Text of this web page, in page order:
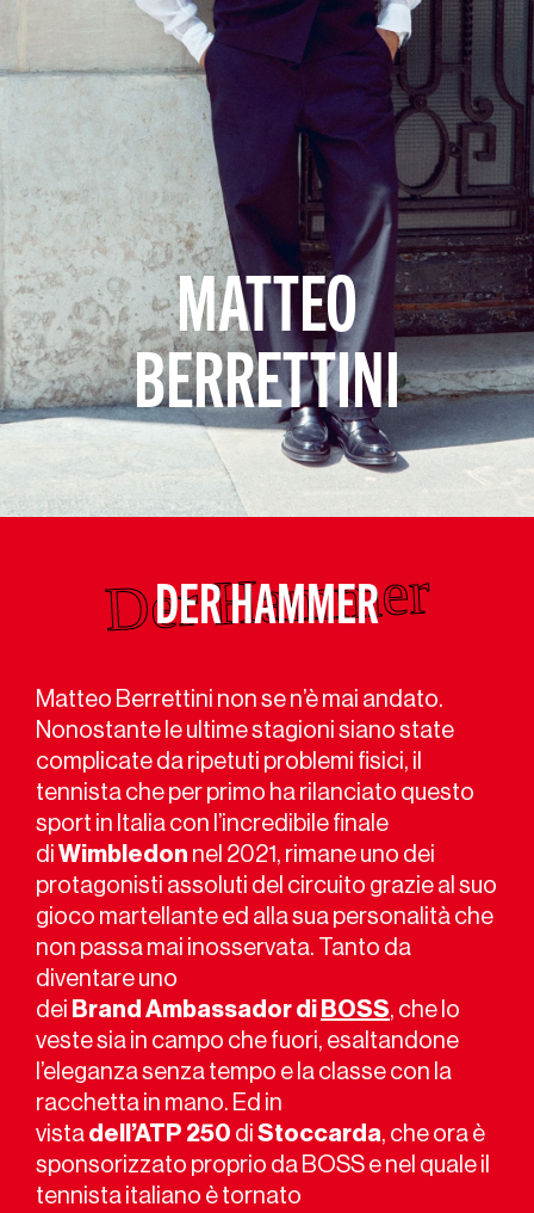
MATTEO
BERRETTINI
DER HAMMER
Matteo Berrettini non se n’è mai andato.
Nonostante le ultime stagioni siano state
complicate da ripetuti problemi fisici, il
tennista che per primo ha rilanciato questo
sport in Italia con l’incredibile finale
diWimbledon nel 2021, rimane uno dei
protagonisti assoluti del circuito grazie al suo
gioco martellante ed alla sua personalità che
non passa mai inosservata. Tanto da
diventare uno
dei Brand Ambassador di BOSS, che lo
veste sia in campo che fuori, esaltandone
l’eleganza senza tempo e la classe con la
racchetta in mano. Ed in
vista dell’ATP 250 diStoccarda, che ora è
sponsorizzato proprio da BOSS e nel quale il
tennista italiano è tornato